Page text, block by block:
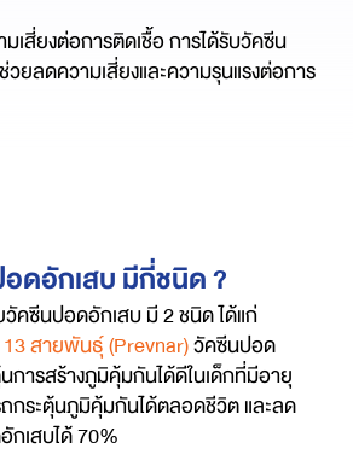
เสี่ยงต่อการติดเชื้อ การได้รับวัคซีน
วยลดความเสี่ยงและความรุนแรงต่อการ
ดอักเสบ มีกี่ชนิด ?
วัคซีนปอดอักเสบ มี 2 ชนิด ได้แก่
สายพันธุ์ (Prevnar)วัคซีนปอด
การสร้างภูมิคุ้มกันได้ดีในเด็กที่มีอายุ
กระตุ้นภูมิคุ้มกันได้ตลอดชีวิต และลด
กเสบได้70%